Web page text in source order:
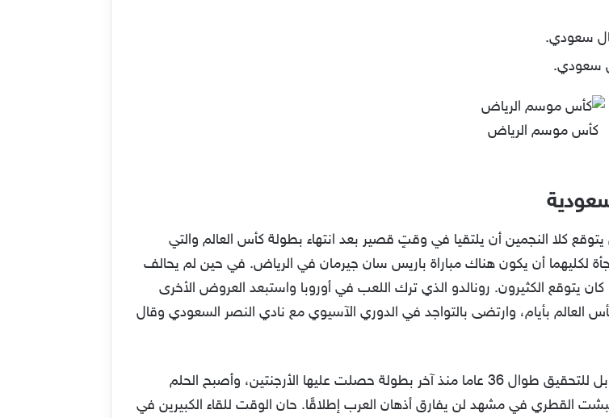
كأس موسم الرياض
كلا النجمين أن يلتقيا في وقتٍ قصير بعد انتهاء بطولة كأس العالم والتي
أن يكون هناك مباراة باريس سان جيرمان في الرياض. في حين لم يحالف
كان يتوقع الكثيرون. رونالدو الذي ترك اللعب في أوروبا واستبعد العروض الأخرى
العالم بأيام، وارتضى بالتواجد في الدوري الآسيوي مع نادي النصر السعودي وقال
أما ليونيل ميسي فهو المنتشي بتحقيق حلمه الذي ظل غير قابل للتحقيق طوال 36 عاما منذ آخر بطولة حصلت عليها الأرجنتين، وأصبح الحلم
مرتديًا البشت القطري في مشهد لن يفارق أذهان العرب إطلاقًا. حان الوقت للقاء الكبيرين في